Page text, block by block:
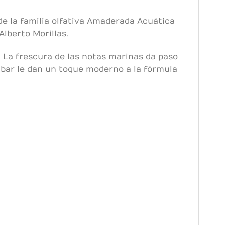
la familia olfativa Amaderada Acuática
Morillas.
frescura de las notas marinas da paso
le dan un toque moderno a la fórmula